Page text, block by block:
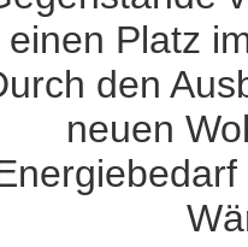
einen Platz
den
neuen